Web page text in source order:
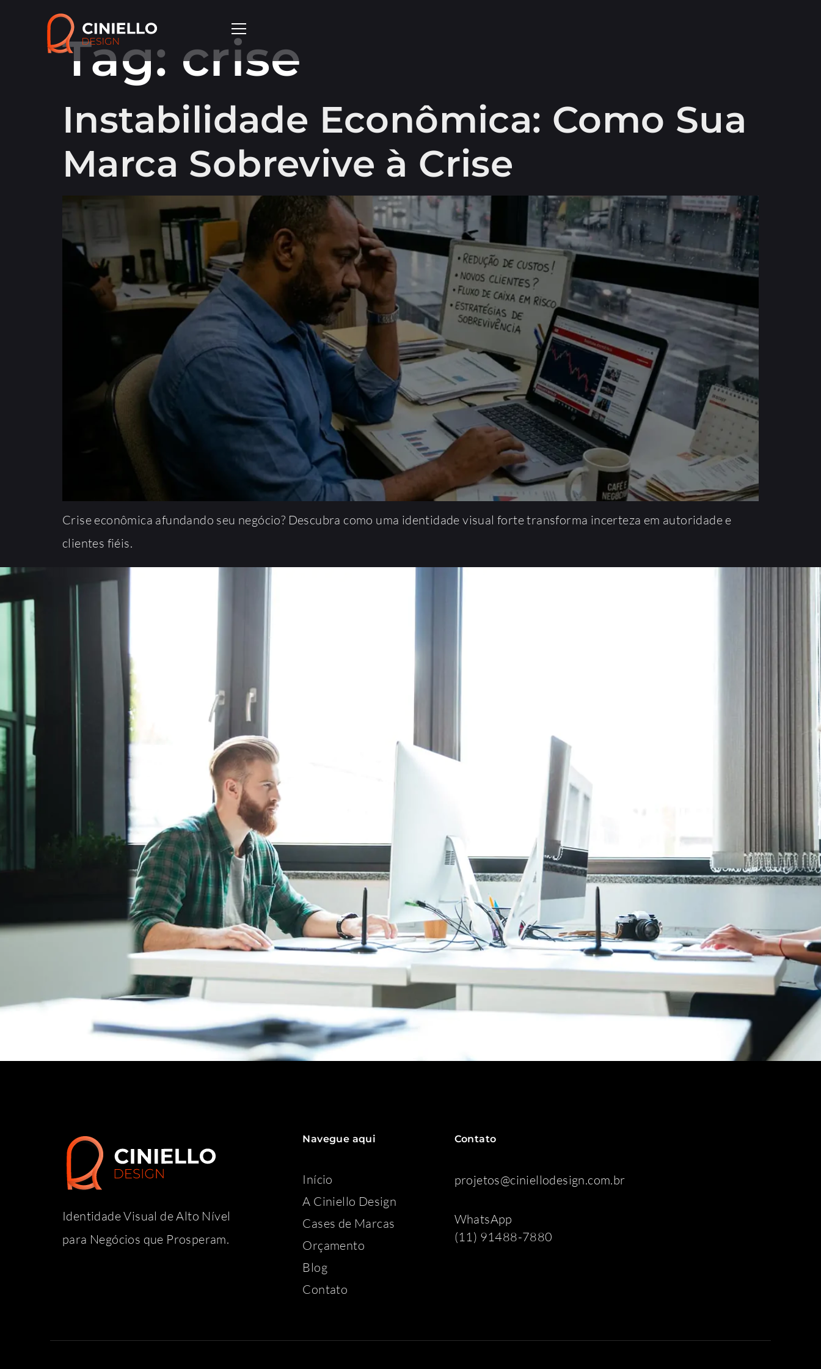
Tag: crise
Instabilidade Econômica: Como Sua
Marca Sobrevive à Crise
Crise econômica afundando seu negócio? Descubra como uma identidade visual forte transforma incerteza em autoridade e
clientes fiéis.
Identidade Visual de Alto Nível
para Negócios que Prosperam.
Navegue aqui
Início
A Ciniello Design
Cases de Marcas
Orçamento
Blog
Contato
Contato
projetos@ciniellodesign.com.br
WhatsApp
(11) 91488-7880